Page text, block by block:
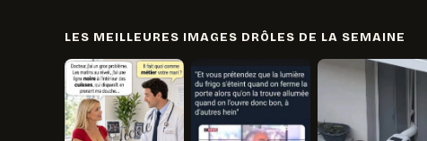
LES MEILLEURES IMAGES DRÔLES DE LA SEMAINE